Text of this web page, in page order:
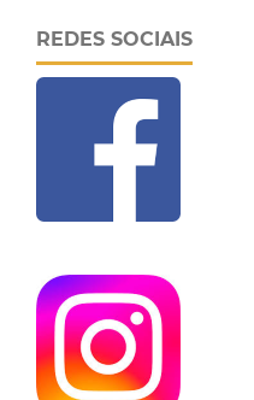
REDES SOCIAIS